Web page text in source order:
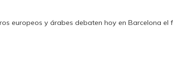
europeos y árabes debaten hoy en Barcelona